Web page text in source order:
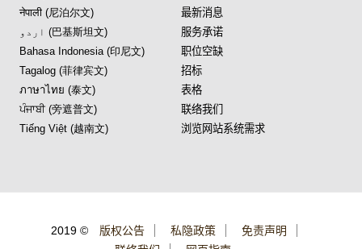
नेपाली (尼泊尔文)
اردو (巴基斯坦文)
Bahasa Indonesia (印尼文)
Tagalog (菲律宾文)
ภาษาไทย (泰文)
ਪੰਜਾਬੀ (旁遮普文)
Tiếng Việt (越南文)
最新消息
服务承诺
职位空缺
招标
表格
联络我们
浏览网站系统需求
2019 © 版权公告 私隐政策
免责声明